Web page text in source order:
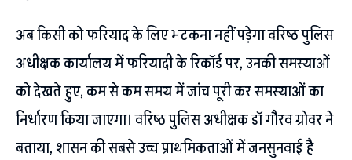
अब किसी को फरियाद के लिए भटकना नहीं पड़ेगा वरिष्ठ पुलिस
अधीक्षक कार्यालय में फरियादी के रिकॉर्ड पर, उनकी समस्याओं
को देखते हुए, कम से कम समय में जांच पूरी कर समस्याओं का
निर्धारण किया जाएगा। वरिष्ठ पुलिस अधीक्षक डॉ गौरव ग्रोवर ने
बताया, शासन की सबसे उच्च प्राथमिकताओं में जनसुनवाई है